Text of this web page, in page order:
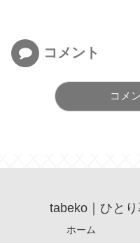
コメント
コメ
tabeko｜ひと
ホーム